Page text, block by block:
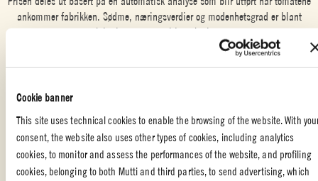
Cookie banner
This site uses technical cookies to enable the browsing of the website. With
consent, the website also uses other types of cookies, including analytics
cookies, to monitor and assess the performances of the website, and profiling
cookies, belonging to both Mutti and third parties, to send advertising, which
ankommer fabrikken. Sødme, næringsverdier og modenhetsgrad er blant
kriteriene som tas i betraktning.
For oss handler omsorg om å garantere de høyeste kvalitetsstandarder,
i henhold til integrerte produksjonsspesifikasjoner, der målet er å redusere
med kvaliteten på tomatene. Samtidig er vi forpliktet til å opprettholde
sporbarhet gjennom hele forsyningskjeden, helt fram til det ferdige
produktet.